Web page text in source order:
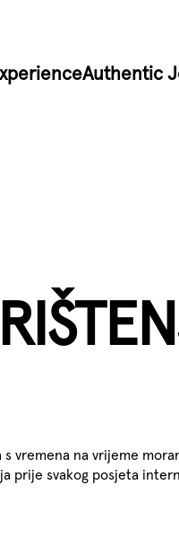
Authentic
vremena na vrijeme
prije svakog posjeta